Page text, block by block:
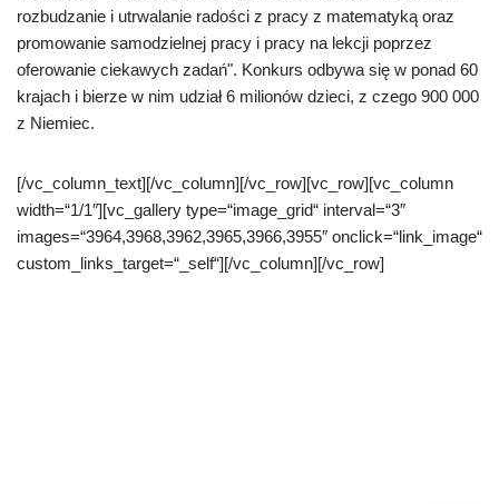
rozbudzanie i utrwalanie radości z pracy z matematyką oraz
promowanie samodzielnej pracy i pracy na lekcji poprzez
oferowanie ciekawych zadań". Konkurs odbywa się w ponad 60
krajach i bierze w nim udział 6 milionów dzieci, z czego 900 000
z Niemiec.
[/vc_column_text][/vc_column][/vc_row][vc_row][vc_column
width=“1/1″][vc_gallery type=“image_grid“ interval=“3″
images=“3964,3968,3962,3965,3966,3955″ onclick=“link_image“
custom_links_target=“_self“][/vc_column][/vc_row]